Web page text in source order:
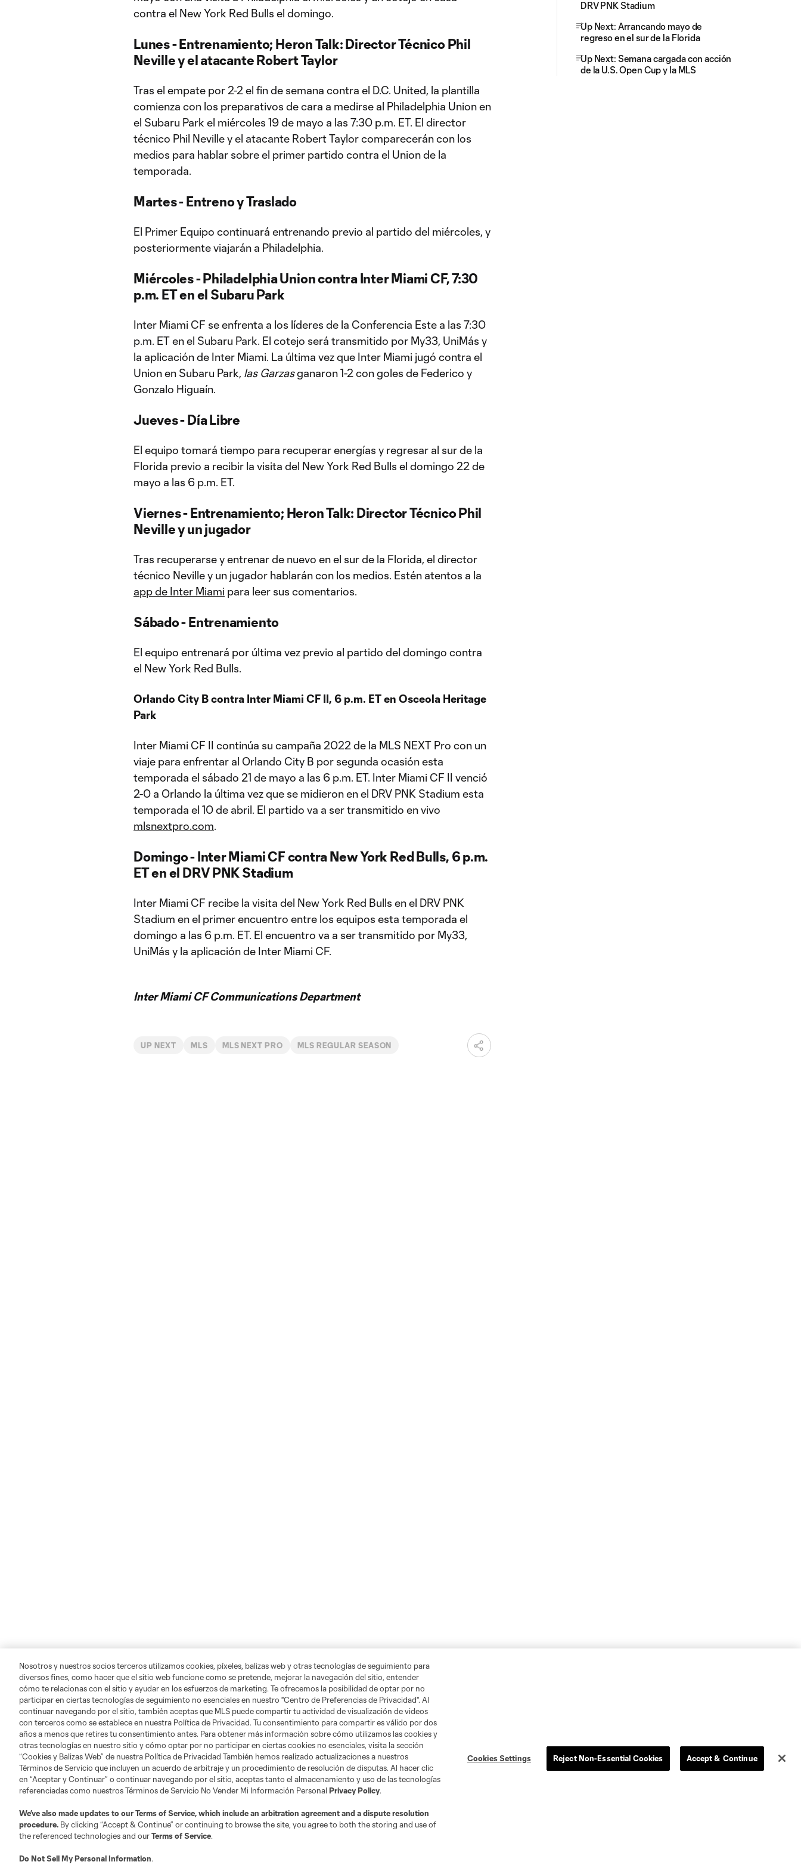
contra el New York Red Bulls el domingo.
Lunes - Entrenamiento; Heron Talk: Director Técnico Phil
Neville y el atacante Robert Taylor
Tras el empate por 2-2 el fin de semana contra el D.C. United, la plantilla
comienza con los preparativos de cara a medirse al Philadelphia Union en
el Subaru Park el miércoles 19 de mayo a las 7:30 p.m. ET. El director
técnico Phil Neville y el atacante Robert Taylor comparecerán con los
medios para hablar sobre el primer partido contra el Union de la
temporada.
Martes - Entreno y Traslado
El Primer Equipo continuará entrenando previo al partido del miércoles, y
posteriormente viajarán a Philadelphia.
Miércoles - Philadelphia Union contra Inter Miami CF, 7:30
p.m. ET en el Subaru Park
Inter Miami CF se enfrenta a los líderes de la Conferencia Este a las 7:30
p.m. ET en el Subaru Park. El cotejo será transmitido por My33, UniMás y
la aplicación de Inter Miami. La última vez que Inter Miami jugó contra el
Union en Subaru Park, las Garzasganaron 1-2 con goles de Federico y
Gonzalo Higuaín.
Jueves - Día Libre
El equipo tomará tiempo para recuperar energías y regresar al sur de la
Florida previo a recibir la visita del New York Red Bulls el domingo 22 de
mayo a las 6 p.m. ET.
Viernes - Entrenamiento; Heron Talk: Director Técnico Phil
Neville y un jugador
Tras recuperarse y entrenar de nuevo en el sur de la Florida, el director
técnico Neville y un jugador hablarán con los medios. Estén atentos a la
app de Inter Miami para leer sus comentarios.
Sábado - Entrenamiento
El equipo entrenará por última vez previo al partido del domingo contra
el New York Red Bulls.
Orlando City B contra Inter Miami CF II, 6 p.m. ET en Osceola Heritage
Park
Inter Miami CF II continúa su campaña 2022 de la MLS NEXT Pro con un
viaje para enfrentar al Orlando City B por segunda ocasión esta
temporada el sábado 21 de mayo a las 6 p.m. ET. Inter Miami CF II venció
2-0 a Orlando la última vez que se midieron en el DRV PNK Stadium esta
temporada el 10 de abril. El partido va a ser transmitido en vivo
mlsnextpro.com.
Domingo - Inter Miami CF contra New York Red Bulls, 6 p.m.
ET en el DRV PNK Stadium
Inter Miami CF recibe la visita del New York Red Bulls en el DRV PNK
Stadium en el primer encuentro entre los equipos esta temporada el
domingo a las 6 p.m. ET. El encuentro va a ser transmitido por My33,
UniMás y la aplicación de Inter Miami CF.
Inter Miami CF Communications Department
UP NEXT MLS MLS NEXT PRO MLS REGULAR SEASON
DRV PNK Stadium
Up Next: Arrancando mayo de
regreso en el sur de la Florida
Up Next: Semana cargada con acción
de la U.S. Open Cup y la MLS
Nosotros y nuestros socios terceros utilizamos cookies, píxeles, balizas web y otras tecnologías de seguimiento para
diversos fines, como hacer que el sitio web funcione como se pretende, mejorar la navegación del sitio, entender
cómo te relacionas con el sitio y ayudar en los esfuerzos de marketing. Te ofrecemos la posibilidad de optar por no
participar en ciertas tecnologías de seguimiento no esenciales en nuestro "Centro de Preferencias de Privacidad". Al
continuar navegando por el sitio, también aceptas que MLS puede compartir tu actividad de visualización de videos
con terceros como se establece en nuestra Política de Privacidad. Tu consentimiento para compartir es válido por dos
años a menos que retires tu consentimiento antes. Para obtener más información sobre cómo utilizamos las cookies y
otras tecnologías en nuestro sitio y cómo optar por no participar en ciertas cookies no esenciales, visita la sección
“Cookies y Balizas Web” de nuestra Política de Privacidad También hemos realizado actualizaciones a nuestros
Términos de Servicio que incluyen un acuerdo de arbitraje y un procedimiento de resolución de disputas. Al hacer clic
en “Aceptar y Continuar” o continuar navegando por el sitio, aceptas tanto el almacenamiento y uso de las tecnologías
referenciadas como nuestros Términos de Servicio No Vender Mi Información Personal Privacy Policy.
We’ve also made updates to ourTerms of Service, which include an arbitration agreement and a dispute resolution
procedure. By clicking “Accept & Continue” or continuing to browse the site, you agree to both the storing and use of
the referenced technologies and ourTerms of Service.
Do Not Sell My Personal Information.
Cookies Settings Reject Non-Essential Cookies Accept & Continue